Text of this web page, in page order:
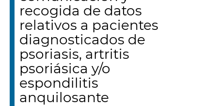
recogida de datos
relativos a pacientes
diagnosticados de
psoriasis, artritis
psoriásica y/o
espondilitis
anquilosante